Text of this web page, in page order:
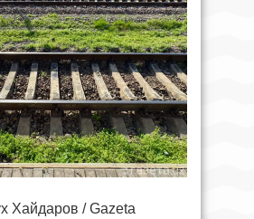
Хайдаров / Gazeta